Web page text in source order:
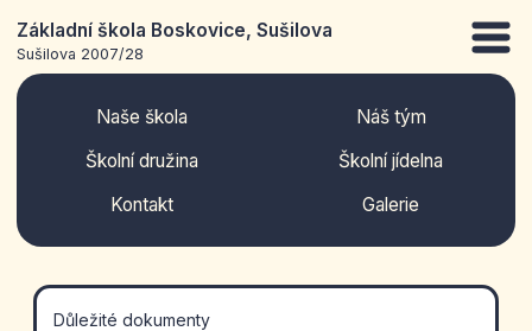
Základní škola Boskovice, Sušilova
Sušilova 2007/28
Naše škola
Náš tým
Školní družina
Školní jídelna
Kontakt
Galerie
Důležité dokumenty